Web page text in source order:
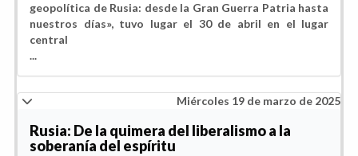
geopolítica de Rusia: desde la Gran Guerra Patria hasta
nuestros días», tuvo lugar el 30 de abril en el lugar
central
...
Miércoles 19 de marzo de 2025
Rusia: De la quimera del liberalismo a la
soberanía del espíritu